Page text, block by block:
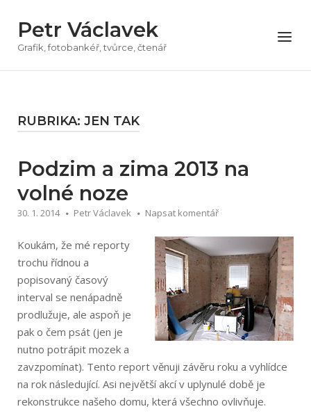
obsah
Petr Václavek
Grafik, fotobankéř, tvůrce, čtenář
Menu
RUBRIKA: JEN TAK
Podzim a zima 2013 na
volné noze
30. 1. 2014 Petr Václavek Napsat komentář
Koukám, že mé reporty
trochu řídnou a
popisovaný časový
interval se nenápadně
prodlužuje, ale aspoň je
pak o čem psát (jen je
nutno potrápit mozek a
zavzpomínat). Tento report věnuji závěru roku a vyhlídce
na rok následující. Asi největší akcí v uplynulé době je
rekonstrukce našeho domu, která všechno ovlivňuje.